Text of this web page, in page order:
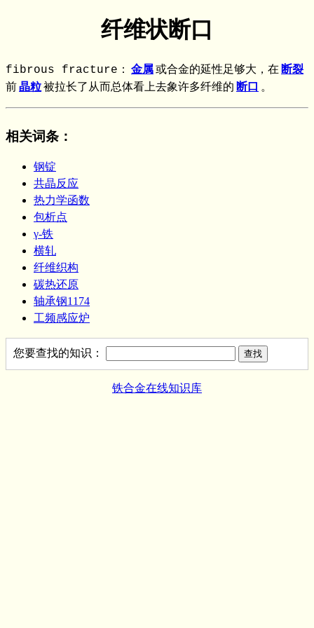
纤维状断口
fibrous fracture： 金属或合金的延性足够大，在断裂
前晶粒被拉长了从而总体看上去象许多纤维的 断口 。
相关词条 ：
钢锭
共晶反应
热力学函数
包析点
γ-铁
横轧
纤维织构
碳热还原
轴承钢1174
工频感应炉
您要查找的知识：
铁合金在线知识库